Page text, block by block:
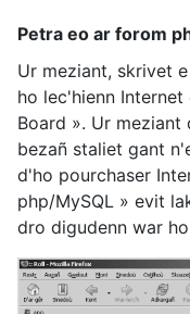
Petra eo ar forom
Ur meziant, skrivet
ho lec'hienn Internet
Board ». Ur
bezañ staliet gant
d'ho pourchaser
php/MySQL » evit
dro digudenn war